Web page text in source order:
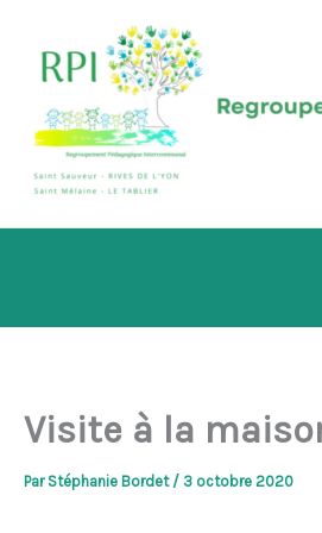
contenu
Visite à la
Par Stéphanie Bordet / 3 octobre 2020